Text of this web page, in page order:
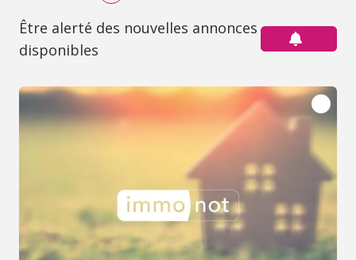
Être alerté des nouvelles annonces
disponibles